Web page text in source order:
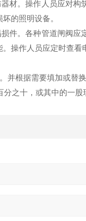
。操作人员应对构
的照明设备。
。各种管道闸阀应
操作人员应定时查看
根据需要填加或替换
十，或其中的一股